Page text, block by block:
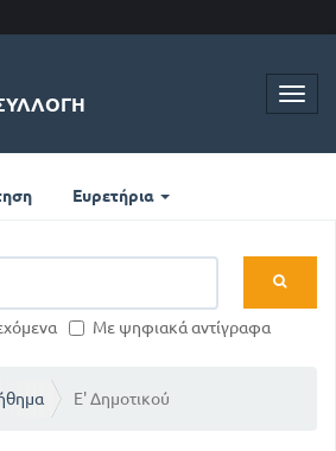
Ευρετήρια
Με ψηφιακά αντίγραφα
Ε' Δημοτικού